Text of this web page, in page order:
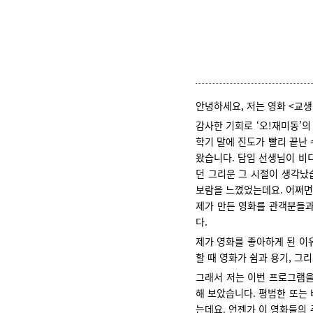
안녕하세요, 저는 영화 <교
감사한 기회로 ‘오!재미동’
학기 말에 진도가 빨리 끝난
왔습니다. 담임 선생님이 비
던 그리운 그 시절이 생각
보람을 느꼈었는데요. 어쩌
제가 만든 영화를 관객분들
다.
제가 영화를 좋아하게 된 이
할 때 영화가 쉼과 용기, 그
그래서 저는 이번 프로그램
해 보았습니다. 평범한 또는
는데요. 언젠가 이 영화들의